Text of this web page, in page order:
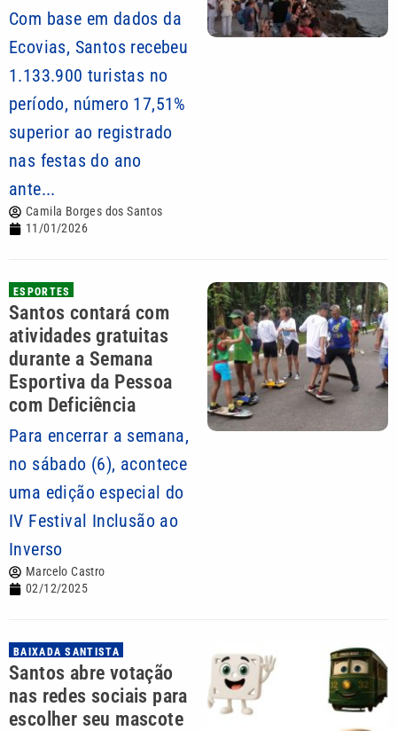
Com base em dados da
Ecovias, Santos recebeu
1.133.900 turistas no
período, número 17,51%
superior ao registrado
nas festas do ano
ante...
Camila Borges dos Santos
11/01/2026
ESPORTES
Santos contará com
atividades gratuitas
durante a Semana
Esportiva da Pessoa
com Deficiência
Para encerrar a semana,
no sábado (6), acontece
uma edição especial do
IV Festival Inclusão ao
Inverso
Marcelo Castro
02/12/2025
BAIXADA SANTISTA
Santos abre votação
nas redes sociais para
escolher seu mascote